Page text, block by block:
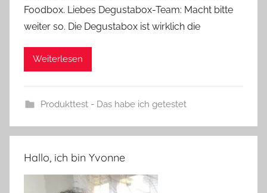
Foodbox. Liebes Degustabox-Team: Macht bitte
weiter so. Die Degustabox ist wirklich die
Weiterlesen
Produkttest - Das habe ich getestet
Hallo, ich bin Yvonne